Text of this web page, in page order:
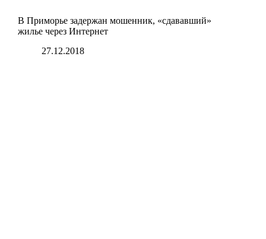
В Приморье задержан мошенник, «сдававший»
жилье через Интернет
27.12.2018